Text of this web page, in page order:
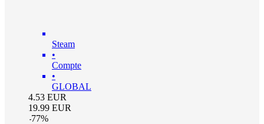
Steam
•
Compte
•
GLOBAL
4.53 EUR
19.99 EUR
-77%